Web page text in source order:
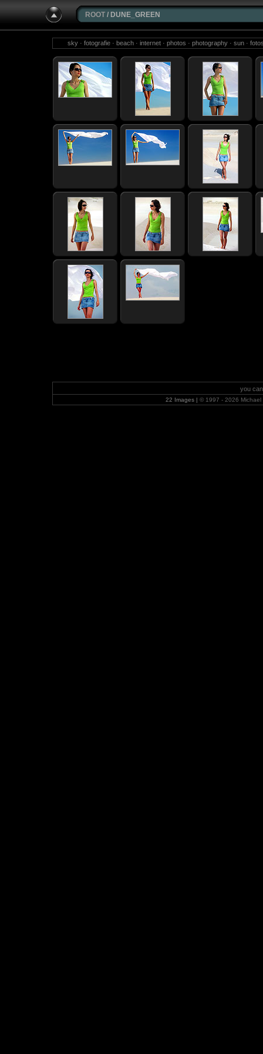
ROOT / DUNE_GREEN
sky · fotografie · beach · internet · photos · photography · sun ·
you
22 Images | © 1997 - 2026 Michael